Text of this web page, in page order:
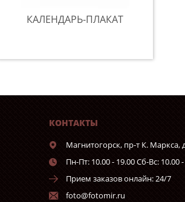
КАЛЕНДАРЬ-ПЛАКАТ
КОНТАКТЫ
Магнитогорск, пр-т К. Маркса,
Пн-Пт: 10.00 - 19.00 Сб-Вс: 10.00
Прием заказов онлайн: 24/7
foto@fotomir.ru